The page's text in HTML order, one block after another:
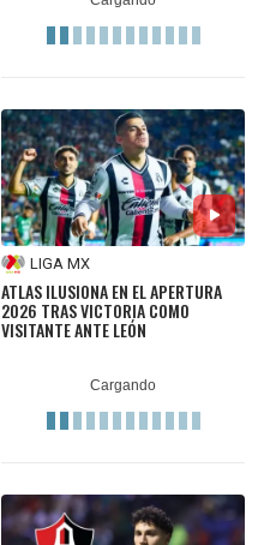
LIGA MX
ATLAS ILUSIONA EN EL APERTURA
2026 TRAS VICTORIA COMO
VISITANTE ANTE LEÓN